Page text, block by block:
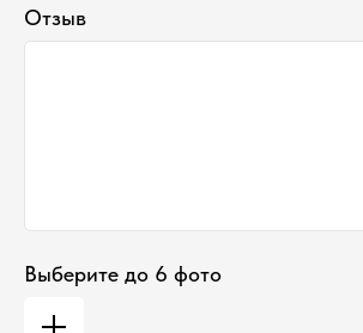
Отзыв
Выберите до 6 фото